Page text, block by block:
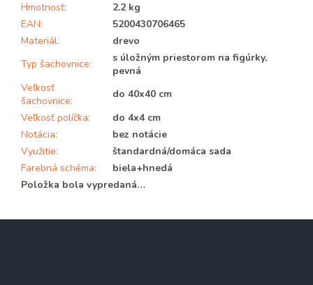
Hmotnosť:
2.2 kg
EAN:
5200430706465
Materiál:
drevo
Typ šachovnice:
s úložným priestorom na figúrky,
pevná
Veľkosť
šachovnice:
do 40x40 cm
Veľkosť políčka:
do 4x4 cm
Notácia:
bez notácie
Využitie:
štandardná/domáca sada
Farebná schéma:
biela+hnedá
Položka bola vypredaná…